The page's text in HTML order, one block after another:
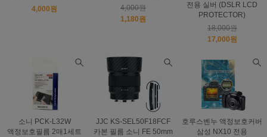
4,000원
4,000원
1,180원
전용 실버 (DSLR LCD
PROTECTOR)
18,000원
17,000원
소니 PCK-L32W
액정보호필름 2매1세트
JJC KS-SEL50F18FCF
카본 필름 소니 FE 50mm
호루스벤누 액정보호커버
삼성 NX10 전용